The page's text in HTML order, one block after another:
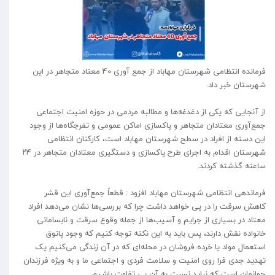
فرمانده انتظامی شهرستان مهاباد از جمع آوری 40 معتاد متجاهر در این
شهرستان خبر داد.
از آنجایی که یکی از دغدغه‌ها و مطالبه مردمی در حوزه امنیت اجتماعی
جمع‌آوری معتادان متجاهر و پاکسازی اماکن عمومی و تفرجگاه‌ها از وجود
این دسته از افراد در سطح شهرستان مهاباد است، کارکنان انتظامی
شهرستان اقدام به اجرای طرح پاکسازی و دستگیری معتادان متجاهر در ۲۴
ساعته گذشته کردند.
فرماندهی انتظامی شهرستان مهاباد افزود : قطعاً جمع‌آوری این قشر
کاهش سرقت را در پی خواهد داشت چرا که بررسی‌ها نشان می‌دهد افراد
معتاد در بسیاری از جرایم و آسیب‌ها از جمله وقوع سرقت و نابسامانی
خانواده نقش دارند، پس باید به این نکته توجه کنیم که وجود پاتوق
استعمال مواد یا خرده فروشان در محله‌ای که در آن زندگی می‌کنیم یک
تهدید جدی فرا روی امنیت و سلامت فردی و اجتماعی ما و به ویژه فرزندان